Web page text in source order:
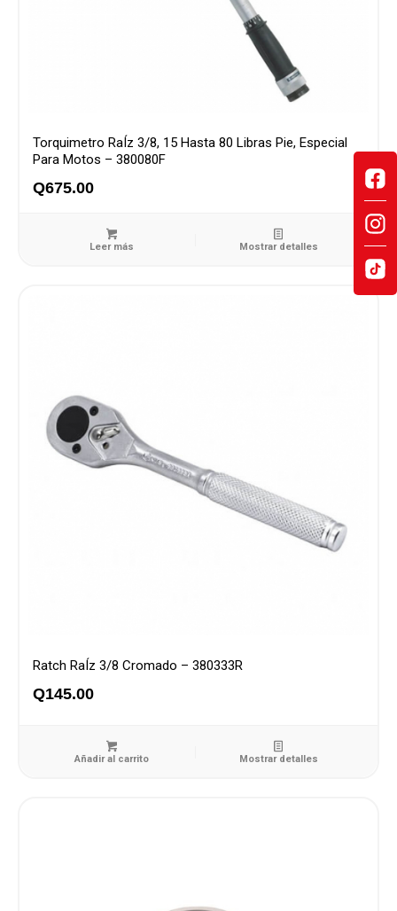
Torquimetro RaÍz 3/8, 15 Hasta 80 Libras Pie, Especial
Para Motos – 380080F
Q675.00
Leer más Mostrar detalles
Ratch RaÍz 3/8 Cromado – 380333R
Q145.00
Añadir al carrito Mostrar detalles